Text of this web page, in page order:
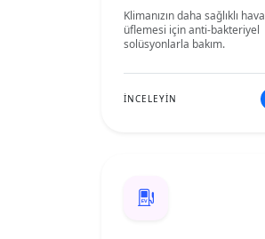
Klimanızın daha sağlıklı hava
üflemesi için anti-bakteriyel
solüsyonlarla bakım.
İNCELEYİN